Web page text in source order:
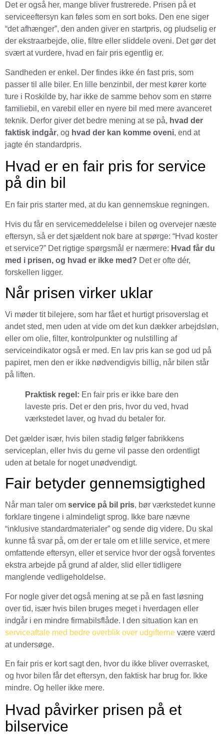
Det er også her, mange bliver frustrerede. Prisen på et
serviceeftersyn kan føles som en sort boks. Den ene siger
“det afhænger”, den anden giver en startpris, og pludselig er
der ekstraarbejde, olie, filtre eller sliddele oveni. Det gør det
svært at vurdere, hvad en fair pris egentlig er.
Sandheden er enkel. Der findes ikke én fast pris, som
passer til alle biler. En lille benzinbil, der mest kører korte
ture i Roskilde by, har ikke de samme behov som en større
familiebil, en varebil eller en nyere bil med mere avanceret
teknik. Derfor giver det bedre mening at se på, hvad der
faktisk indgår, og hvad der kan komme oveni, end at
jagte én standardpris.
Hvad er en fair pris for service
på din bil
En fair pris starter med, at du kan gennemskue regningen.
Hvis du får en servicemeddelelse i bilen og overvejer næste
eftersyn, så er det sjældent nok bare at spørge: “Hvad koster
et service?” Det rigtige spørgsmål er nærmere: Hvad får du
med i prisen, og hvad er ikke med? Det er ofte dér,
forskellen ligger.
Når prisen virker uklar
Vi møder tit bilejere, som har fået et hurtigt prisoverslag et
andet sted, men uden at vide om det kun dækker arbejdsløn,
eller om olie, filter, kontrolpunkter og nulstilling af
serviceindikator også er med. En lav pris kan se god ud på
papiret, men den er ikke nødvendigvis billig, når bilen står
på liften.
Praktisk regel: En fair pris er ikke bare den
laveste pris. Det er den pris, hvor du ved, hvad
værkstedet laver, og hvad du betaler for.
Det gælder især, hvis bilen stadig følger fabrikkens
serviceplan, eller hvis du gerne vil passe den ordentligt
uden at betale for noget unødvendigt.
Fair betyder gennemsigtighed
Når man taler om service på bil pris, bør værkstedet kunne
forklare tingene i almindeligt sprog. Ikke bare nævne
“inklusive standardmaterialer” og sende dig videre. Du skal
kunne få svar på, om der er tale om et lille service, et mere
omfattende eftersyn, eller et service hvor der også forventes
ekstra arbejde på grund af alder, slid eller tidligere
manglende vedligeholdelse.
For nogle giver det også mening at se på en fast løsning
over tid, især hvis bilen bruges meget i hverdagen eller
indgår i en mindre firmabilsflåde. I den situation kan en
serviceaftale med bedre overblik over udgifterne være værd
at undersøge.
En fair pris er kort sagt den, hvor du ikke bliver overrasket,
og hvor bilen får det eftersyn, den faktisk har brug for. Ikke
mindre. Og heller ikke mere.
Hvad påvirker prisen på et
bilservice